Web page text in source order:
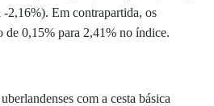
2,16%). Em contrapartida, os
de 0,15% para 2,41% no índice.
com a cesta básica